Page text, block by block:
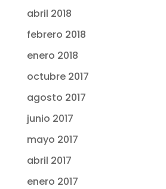
abril 2018
febrero 2018
enero 2018
octubre 2017
agosto 2017
junio 2017
mayo 2017
abril 2017
enero 2017